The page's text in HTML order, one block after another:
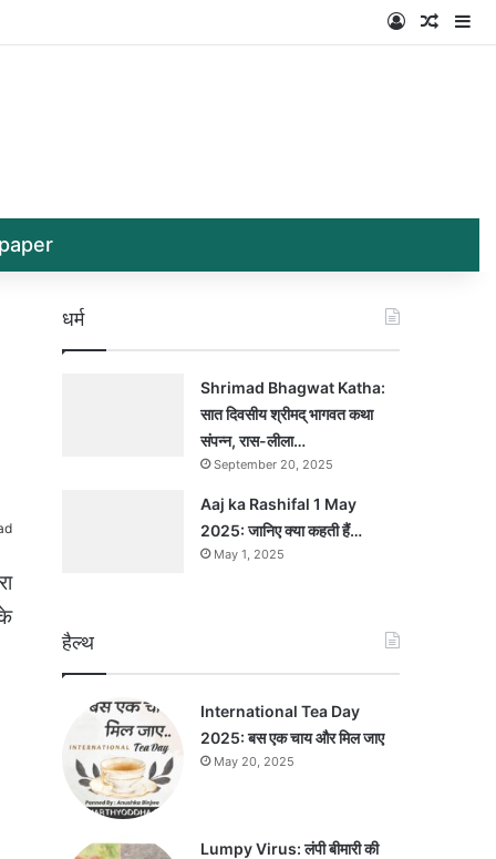
Log In
धर्म
Shrimad Bhagwat Katha:
सात दिवसीय श्रीमद् भागवत कथा
संपन्न, रास-लीला…
September 20, 2025
Aaj ka Rashifal 1 May
2025: जानिए क्या कहती हैं…
May 1, 2025
हैल्थ
International Tea Day
2025: बस एक चाय और मिल जाए
May 20, 2025
Lumpy Virus: लंपी बीमारी की